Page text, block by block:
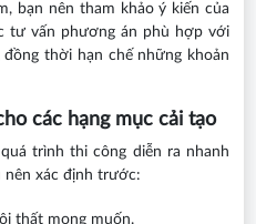
bạn nên tham khảo ý kiến của
tư vấn phương án phù hợp với
thời hạn chế những khoản
các hạng mục cải tạo
trình thi công diễn ra nhanh
nên xác định trước:
thất mong muốn.